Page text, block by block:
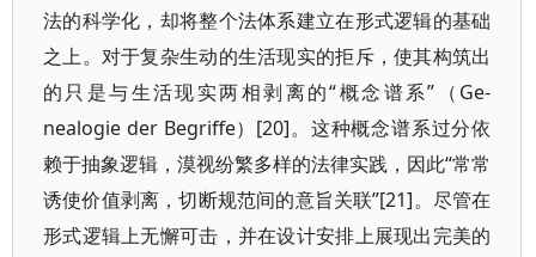
法的科学化，却将整个法体系建立在形式逻辑的基础
之上。对于复杂生动的生活现实的拒斥，使其构筑出
的只是与生活现实两相剥离的“概念谱系”（Ge-
nealogie der Begriffe）[20]。这种概念谱系过分依
赖于抽象逻辑，漠视纷繁多样的法律实践，因此“常常
诱使价值剥离，切断规范间的意旨关联”[21]。尽管在
形式逻辑上无懈可击，并在设计安排上展现出完美的